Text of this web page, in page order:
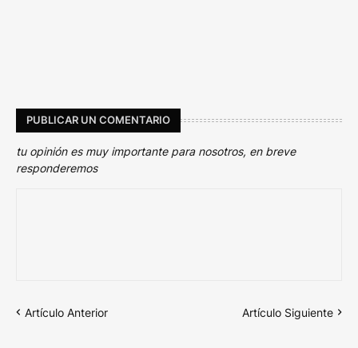
PUBLICAR UN COMENTARIO
tu opinión es muy importante para nosotros, en breve
responderemos
Artículo Anterior Artículo Siguiente